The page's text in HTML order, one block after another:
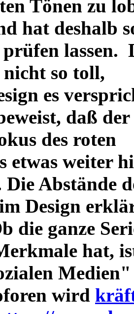
Tönen zu
hat deshalb
lassen.
so toll,
es
daß
des roten
etwas weiter
Die Abstände
Design
die ganze
hat,
Medien"
wird